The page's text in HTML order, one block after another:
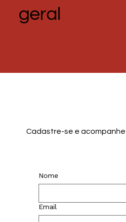
geral
Nome
Email
Cadastre-se e